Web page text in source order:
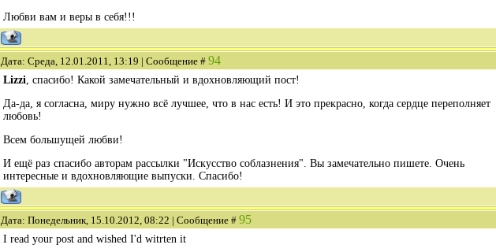
Любви вам и веры в себя!!!
Дата: Среда, 12.01.2011, 13:19 | Сообщение # 94
Lizzi, спасибо! Какой замечательный и вдохновляющий пост!
Да-да, я согласна, миру нужно всё лучшее, что в нас есть! И это прекрасно, когда сердце переполняет
любовь!
Всем большущей любви!
И ещё раз спасибо авторам рассылки "Искусство соблазнения". Вы замечательно пишете. Очень
интересные и вдохновляющие выпуски. Спасибо!
Дата: Понедельник, 15.10.2012, 08:22 | Сообщение # 95
I read your post and wished I'd witrten it